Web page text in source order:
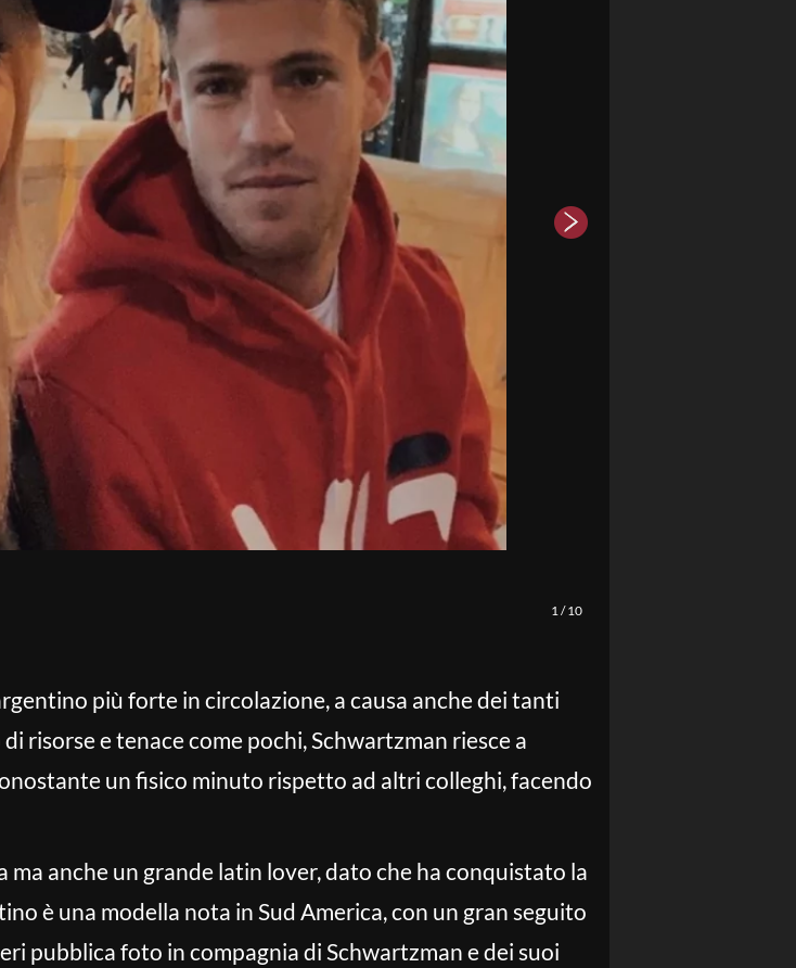
1/10
più forte in circolazione, a causa anche dei tanti
risorse e tenace come pochi, Schwartzman riesce a
un fisico minuto rispetto ad altri colleghi, facendo
anche un grande latin lover, dato che ha conquistato la
è una modella nota in Sud America, con un gran seguito
pubblica foto in compagnia di Schwartzman e dei suoi